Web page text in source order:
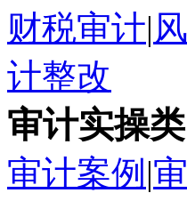
财税审计|
计整改
审计实操类
审计案例 |